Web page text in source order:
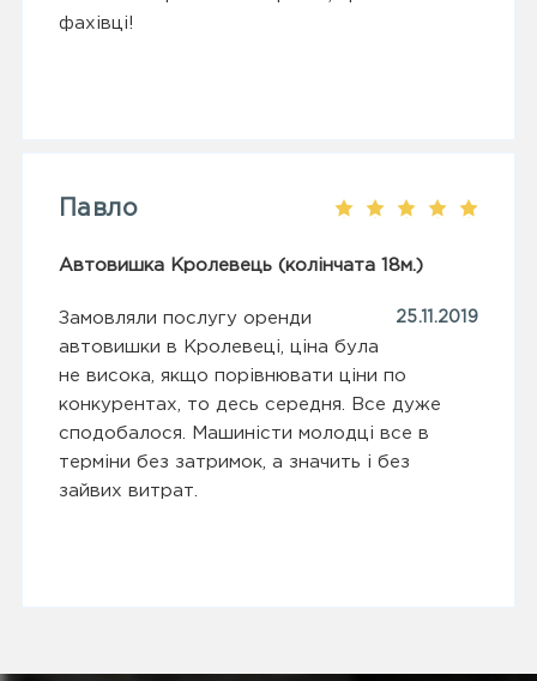
фахівці!
Павло
Автовишка Кролевець (колінчата 18м.)
25.11.2019
Замовляли послугу оренди
автовишки в Кролевеці, ціна була
не висока, якщо порівнювати ціни по
конкурентах, то десь середня. Все дуже
сподобалося. Машиністи молодці все в
терміни без затримок, а значить і без
зайвих витрат.